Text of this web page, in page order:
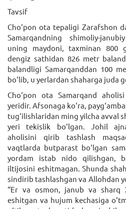
Tavsif
Cho‘pon ota tepaligi Zarafshon
Samarqandning shimoliy-
uning maydoni, taxminan 800
dengiz sathidan 826 metr
balandligi Samarqanddan 100
bo‘lib, u yerlardan shaharga juda
Cho‘pon ota Samarqand
yeridir. Afsonaga ko‘ra,
tug‘ilishlaridan ming yilcha avval
yeri tekislik bo‘lgan. Johil
aholisini qirib tashlash
vaqtlarda butparast bo‘lgan
yordam istab nido qilishgan,
iltijosini eshitmagan. Shunda
sindirib tashlashgan va Allohdan
“Er va osmon, janub va sharq
eshitgan va hujum kechasiga